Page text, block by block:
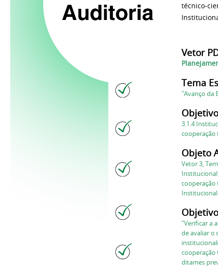
técnico-
Vetor
Tema
"Avanço da
3.1.4
cooperação
Objeto
Vetor 3,
cooperação
Institucional
"Verificar a
de avaliar o
cooperação
ditames